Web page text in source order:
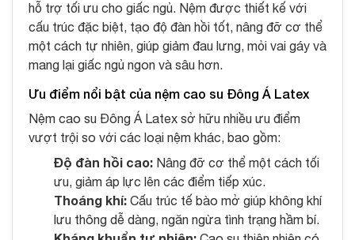
hỗ trợ tối ưu cho giấc ngủ. Nệm được thiết kế với
cấu trúc đặc biệt, tạo độ đàn hồi tốt, nâng đỡ cơ thể
một cách tự nhiên, giúp giảm đau lưng, mỏi vai gáy và
mang lại giấc ngủ ngon và sâu hơn.
Ưu điểm nổi bật của nệm cao su Đông Á Latex
Nệm cao su Đông Á Latex sở hữu nhiều ưu điểm
vượt trội so với các loại nệm khác, bao gồm:
Độ đàn hồi cao: Nâng đỡ cơ thể một cách tối
ưu, giảm áp lực lên các điểm tiếp xúc.
Thoáng khí: Cấu trúc tế bào mở giúp không khí
lưu thông dễ dàng, ngăn ngừa tình trạng hầm bí.